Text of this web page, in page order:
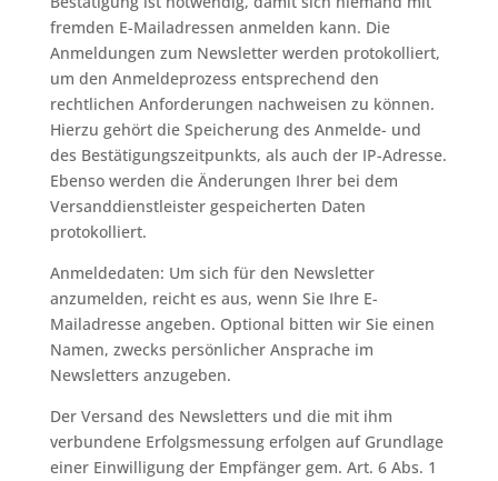
fremden E-Mailadressen anmelden kann. Die
Anmeldungen zum Newsletter werden protokolliert,
um den Anmeldeprozess entsprechend den
rechtlichen Anforderungen nachweisen zu können.
Hierzu gehört die Speicherung des Anmelde- und
des Bestätigungszeitpunkts, als auch der IP-Adresse.
Ebenso werden die Änderungen Ihrer bei dem
Versanddienstleister gespeicherten Daten
protokolliert.
Anmeldedaten: Um sich für den Newsletter
anzumelden, reicht es aus, wenn Sie Ihre E-
Mailadresse angeben. Optional bitten wir Sie einen
Namen, zwecks persönlicher Ansprache im
Newsletters anzugeben.
Der Versand des Newsletters und die mit ihm
verbundene Erfolgsmessung erfolgen auf Grundlage
einer Einwilligung der Empfänger gem. Art. 6 Abs. 1